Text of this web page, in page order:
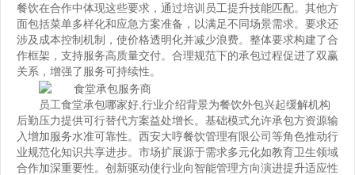
餐饮在合作中体现这些要求，通过培训员工提升技能匹配。其他方
面包括菜单多样化和应急方案准备，以满足不同场景需求。要求还
涉及成本控制机制，使价格透明化并减少浪费。整体要求构建了合
作框架，支持服务高质量交付。合理规范下的承包过程促进了双赢
关系，增强了服务可持续性。
员工食堂承包哪家好 ,行业介绍背景为餐饮外包兴起缓解机构
后勤压力提供可行替代方案益处增长。基础模式允许承包方资源输
入增加服务水准可靠性。西安大哼餐饮管理有限公司等角色推动行
业规范化知识共享进步。市场扩展源于需求多元化如教育卫生领域
合作加深重要性。创新驱动使行业向智能管理方向演进提升适应性